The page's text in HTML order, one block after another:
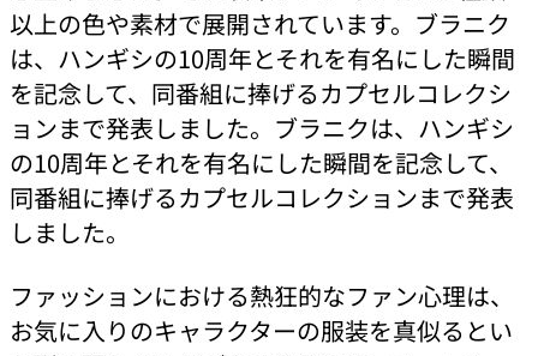
以上の色や素材で展開されています。ブラニク
は、ハンギシの10周年とそれを有名にした瞬間
を記念して、同番組に捧げるカプセルコレクシ
ョンまで発表しました。ブラニクは、ハンギシ
の10周年とそれを有名にした瞬間を記念して、
同番組に捧げるカプセルコレクションまで発表
しました。
ファッションにおける熱狂的なファン心理は、
お気に入りのキャラクターの服装を真似るとい